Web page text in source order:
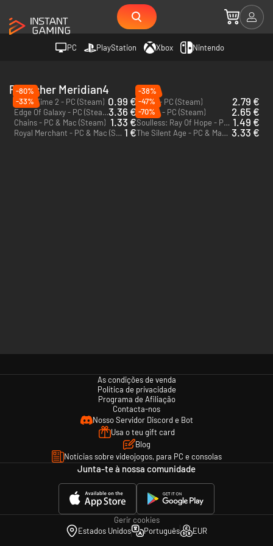
PC PlayStation Xbox Nintendo
Publisher Meridian4
-80%
Crash Time 2 - PC (Steam) 0.99 €
-38%
Obulis - PC (Steam)
2.79 €
-33%
Edge Of Galaxy - PC (Steam)3.36 €
-47%
Schein - PC (Steam)
2.65 €
Chains - PC & Mac (Steam) 1.33 €
-70%
Soulless: Ray Of Hope - PC & Mac (Steam) 1.49 €
Royal Merchant - PC & Mac (Steam) 1 € The Silent Age - PC & Mac (Steam) 3.33 €
As condições de venda
Política de privacidade
Programa de Afiliação
Contacta-nos
Nosso Servidor Discord e Bot
Usa o teu gift card
Blog
Notícias sobre videojogos, para PC e consolas
Junta-te à nossa comunidade
Gerir cookies
Estados Unidos
Português EUR